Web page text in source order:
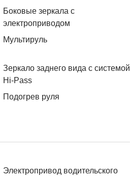
Боковые зеркала с
электроприводом
Мультируль
Зеркало заднего вида с системой
Hi-Pass
Подогрев руля
Электропривод водительского